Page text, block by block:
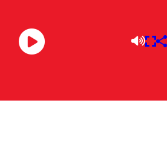
la APP